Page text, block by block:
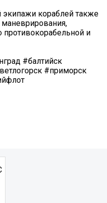
экипажи кораблей также
и
#балтийск
#приморск